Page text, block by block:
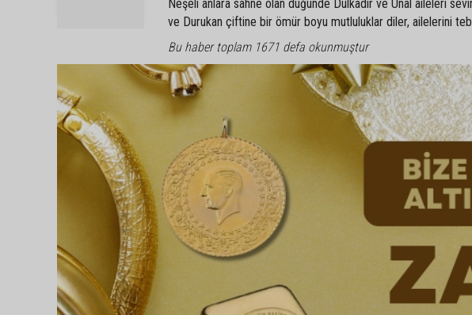
Neşeli anlara sahne olan düğünde Dulkadir ve Ünal aileleri
ve Durukan çiftine bir ömür boyu mutluluklar diler, ailelerini
Bu haber toplam 1671 defa okunmuştur